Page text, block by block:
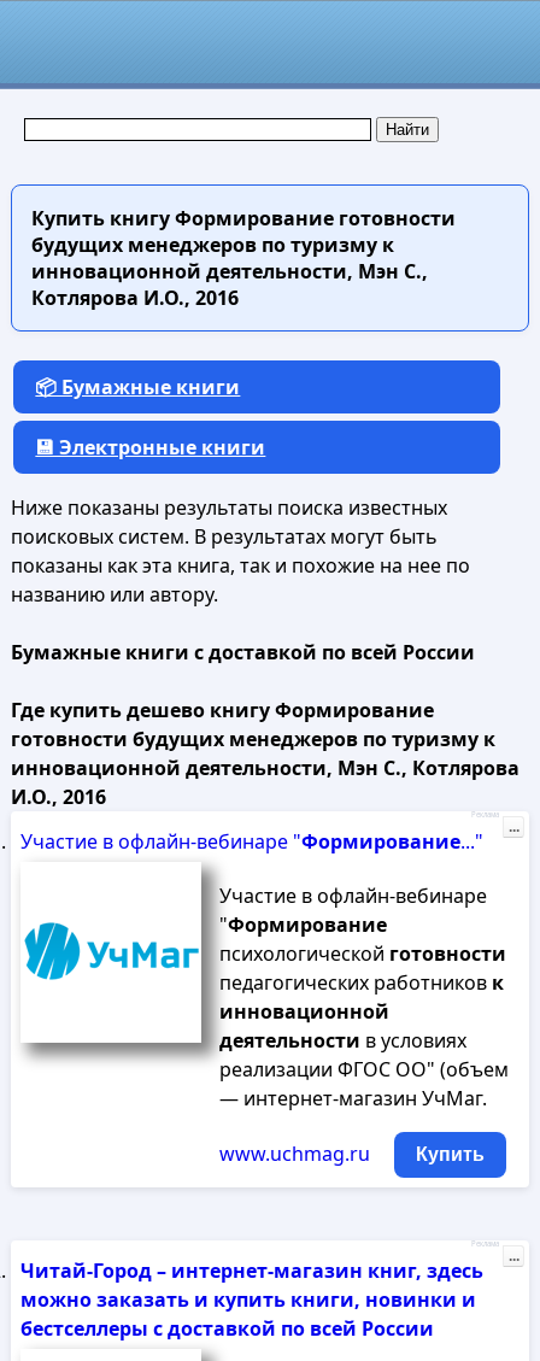
Купить книгуФормирование готовности
будущих менеджеров по туризму к
инновационной деятельности, Мэн С.,
Котлярова И.О., 2016
📦 Бумажные книги
💾 Электронные книги
Ниже показаны результаты поиска известных
поисковых систем. В результатах могут быть
показаны как эта книга, так и похожие на нее по
названию или автору.
Бумажные книги с доставкой по всей России
Где купить дешево книгу Формирование
готовности будущих менеджеров по туризму к
инновационной деятельности, Мэн С., Котлярова
И.О., 2016
Участие в офлайн-вебинаре "Формирование..."
Участие в офлайн-вебинаре
"Формирование
психологической готовности
педагогических работников к
инновационной
деятельности в условиях
реализации ФГОС ОО" (объем
— интернет-магазин УчМаг.
www.uchmag.ru Купить
Реклама
...
Читай-Город – интернет-магазин книг, здесь
можно заказать и купить книги, новинки и
бестселлеры с доставкой по всей России
Реклама
...